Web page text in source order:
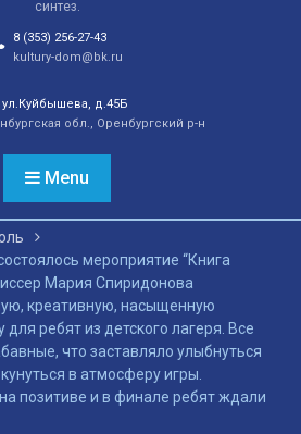
а также
культуры
вышли на
большой
коллективов
школьной
В финале
была
и все кто принял
получили
от
синтез.
8 (353) 256-27-43
kultury-dom@bk.ru
д.45Б
обл., Оренбургский р-н
Menu
мероприятие “Книга
Мария Спиридонова
креативную, насыщенную
ребят из детского лагеря. Все
что заставляло улыбнуться
в атмосферу игры.
позитиве и в финале ребят ждали